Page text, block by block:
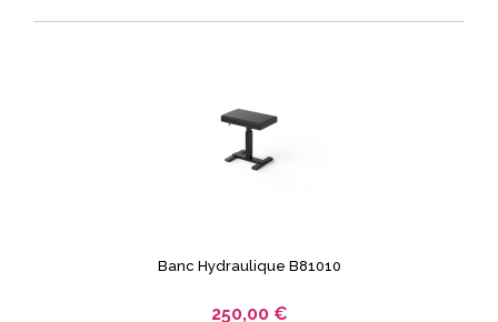
Banc Hydraulique B81010
250,00 €